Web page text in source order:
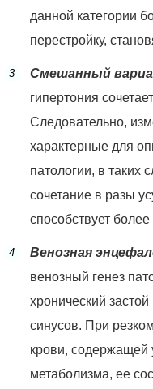
данной категории
перестройку,
Смешанный
гипертония
Следовательно,
характерные для
патологии, в таких
сочетание в разы
способствует
Венозная
венозный генез
хронический
синусов. При
крови, содержащей
метаболизма, ее